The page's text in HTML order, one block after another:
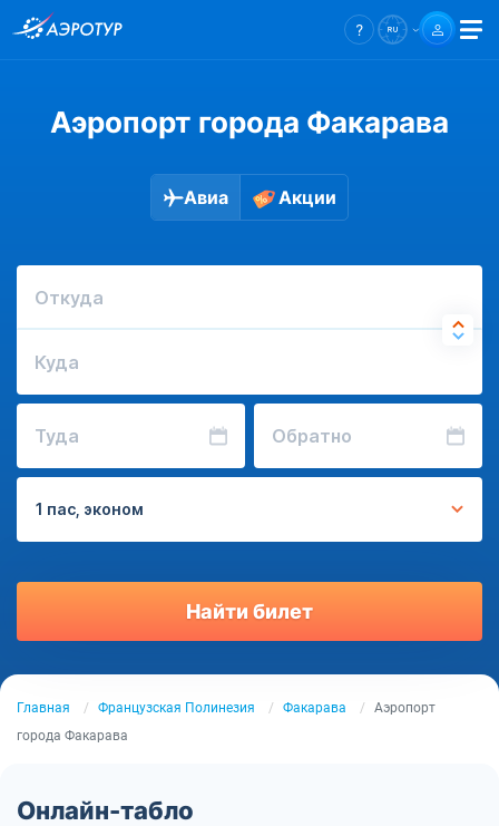
Аэропорт города Факарава
Авиа Акции
Откуда
Куда
Туда Обратно
1 пас, эконом
Найти билет
Главная Французская Полинезия Факарава
Аэропорт
города Факарава
Онлайн-табло